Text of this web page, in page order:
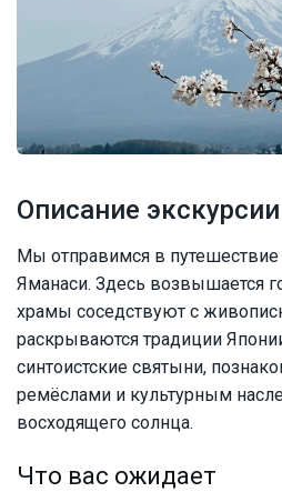
Описание экскурсии
Мы отправимся в
Яманаси. Здесь возвышается
храмы соседствуют с
раскрываются традиции
синтоистские святыни,
ремёслами и культурным
восходящего солнца.
Что вас ожидает